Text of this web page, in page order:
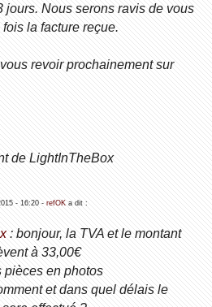
jours. Nous serons ravis de vous
la facture reçue.
revoir prochainement sur
de LightInTheBox
- 16:20- refOKa dit :
: bonjour, la TVA et le montant
à 33,00€
pièces en photos
et dans quel délais le